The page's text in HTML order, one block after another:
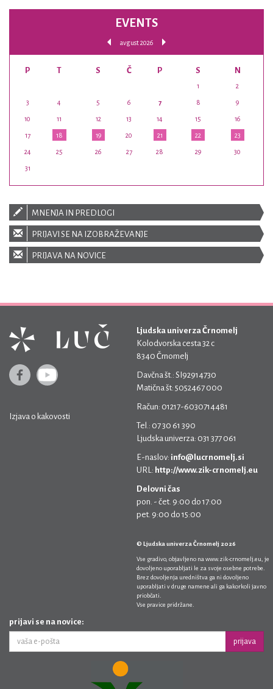
EVENTS
avgust 2026
P T S Č P S N
1 2
3 4 5 6 7 8 9
10 11 12 13 14 15 16
17 18 19 20 21 22 23
24 25 26 27 28 29 30
31
MNENJA IN PREDLOGI
PRIJAVI SE NA IZOBRAŽEVANJE
PRIJAVA NA NOVICE
Izjava o kakovosti
Ljudska univerza Črnomelj
Kolodvorska cesta 32 c
8340 Črnomelj
Davčna št.: SI92914730
Matična št: 5052467 000
Račun: 01217-6030714481
Tel.: 07 30 61 390
Ljudska univerza: 031 377 061
E-naslov: info@lucrnomelj.si
URL: http://www.zik-crnomelj.eu
Delovni čas
pon. - čet. 9:00 do 17:00
pet. 9:00 do 15:00
© Ljudska univerza Črnomelj 2026
Vse gradivo, objavljeno na www.zik-crnomelj.eu , je
dovoljeno uporabljati le za svoje osebne potrebe.
Brez dovoljenja uredništva ga ni dovoljeno
uporabljati v druge namene ali ga kakorkoli javno
priobčati.
Vse pravice pridržane.
prijavi se na novice:
prijava